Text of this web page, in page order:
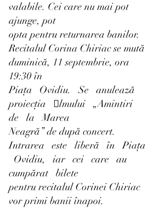
valabile. Cei care nu mai pot
ajunge, pot
opta pentru returnarea banilor.
Recitalul Corina Chiriac se mută
duminică, 11 septembrie, ora
19:30 în
Piața   Ovidiu.   Se   anulează
proiecția   lmului   „Amintiri
de   la   Marea
Neagră” de după concert.
Intrarea   este   liberă   în   Piața
  Ovidiu,   iar   cei   care   au
cumpărat   bilete
pentru recitalul Corinei Chiriac
vor primi banii înapoi.